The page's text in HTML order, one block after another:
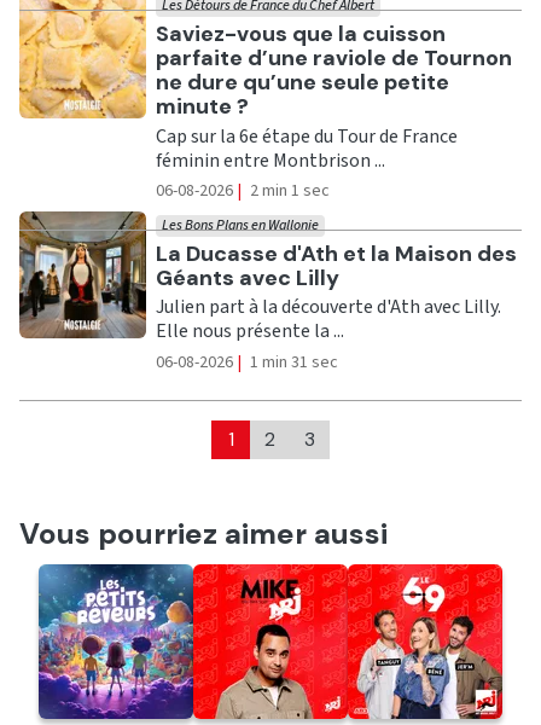
Ecouter
Saviez-vous que la cuisson
parfaite d’une raviole de Tournon
ne dure qu’une seule petite
minute ?
Les Détours de France du Chef Albert
Cap sur la 6e étape du Tour de France
féminin entre Montbrison ...
06-08-2026 | 2 min 1 sec
Ecouter
La Ducasse d'Ath et la Maison des
Géants avec Lilly
Les Bons Plans en Wallonie
Julien part à la découverte d'Ath avec Lilly.
Elle nous présente la ...
06-08-2026 | 1 min 31 sec
1 2 3
Vous pourriez aimer aussi